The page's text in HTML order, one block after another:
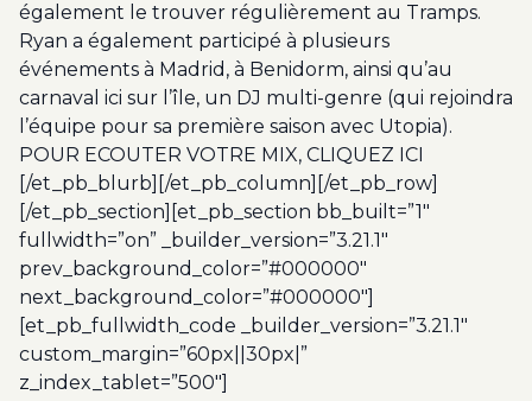
également le trouver régulièrement au Tramps.
Ryan a également participé à plusieurs
événements à Madrid, à Benidorm, ainsi qu’au
carnaval ici sur l’île, un DJ multi-genre (qui rejoindra
l’équipe pour sa première saison avec Utopia).
POUR ECOUTER VOTRE MIX, CLIQUEZ ICI
[/et_pb_blurb][/et_pb_column][/et_pb_row]
[/et_pb_section][et_pb_section bb_built=”1″
fullwidth=”on” _builder_version=”3.21.1″
prev_background_color=”#000000″
next_background_color=”#000000″]
[et_pb_fullwidth_code _builder_version=”3.21.1″
custom_margin=”60px||30px|”
z_index_tablet=”500″]